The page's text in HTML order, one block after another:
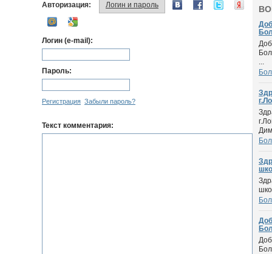
Авторизация: Логин и пароль
Логин (e-mail):
Пароль:
Регистрация Забыли пароль?
Текст комментария:
...